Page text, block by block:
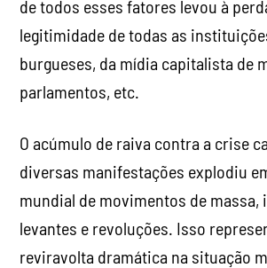
de todos esses fatores levou à
legitimidade de todas as
burgueses, da mídia capitalista de
parlamentos, etc.
O acúmulo de raiva contra a crise
diversas manifestações explodiu
mundial de movimentos de massa,
levantes e revoluções. Isso
reviravolta dramática na situação